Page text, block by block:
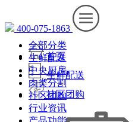
400-075-1863
首页
生鲜配送
社区团购
全部分类
生鲜配送
中央厨房
肉类分割
社区团购
行业资讯